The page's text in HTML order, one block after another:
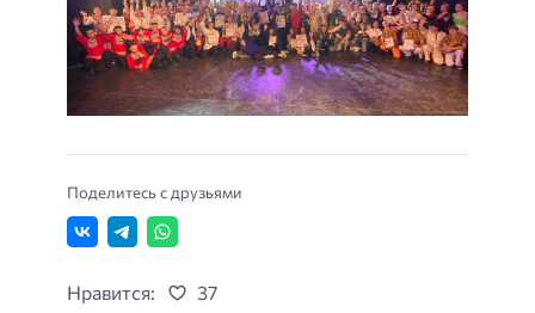
Поделитесь с друзьями
Нравится: 37